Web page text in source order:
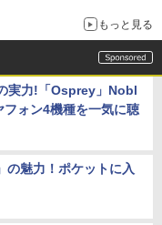
もっと見る
実力!「Osprey」Nobl
ォン4機種を一気に聴
の魅力！ポケットに入